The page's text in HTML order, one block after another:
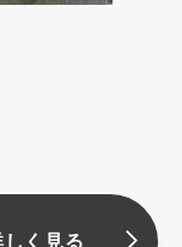
く見る